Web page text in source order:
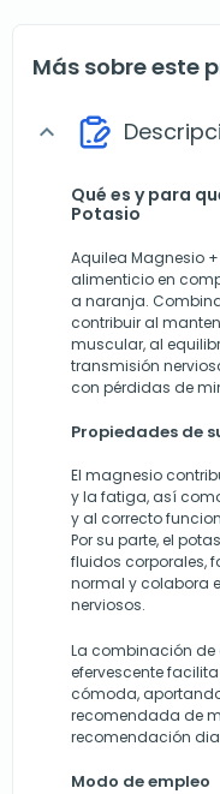
Más sobre este
expand_more
Qué es y para
Potasio
Aquilea Magnesio
alimenticio en
a naranja.
contribuir al
muscular, al
transmisión
con pérdidas de
Propiedades de
El magnesio
y la fatiga, así
y al correcto
Por su parte, el
fluidos corporales,
normal y colabora
nerviosos.
La combinación
efervescente
cómoda,
recomendada de
recomendación
Modo de empleo